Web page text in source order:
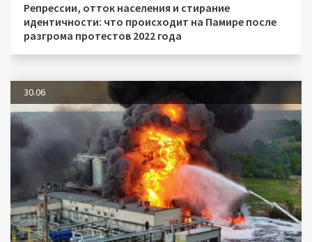
Репрессии, отток населения и стирание
идентичности: что происходит на Памире после
разгрома протестов 2022 года
30.06